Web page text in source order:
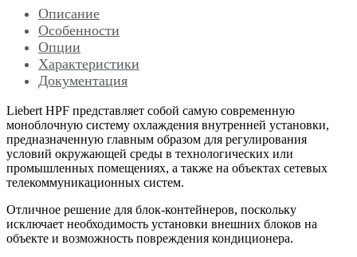
Описание
Особенности
Опции
Характеристики
Документация
Liebert HPF представляет собой самую современную
моноблочную систему охлаждения внутренней установки,
предназначенную главным образом для регулирования
условий окружающей среды в технологических или
промышленных помещениях, а также на объектах сетевых
телекоммуникационных систем.
Отличное решение для блок-контейнеров, поскольку
исключает необходимость установки внешних блоков на
объекте и возможность повреждения кондиционера.